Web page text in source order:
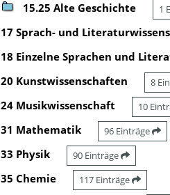
15.25 Alte Geschichte 1
17 Sprach- und
18 Einzelne Sprachen und
20 Kunstwissenschaften 8
24 Musikwissenschaft 10
31 Mathematik 96 Einträge
33 Physik 90 Einträge
35 Chemie 117 Einträge